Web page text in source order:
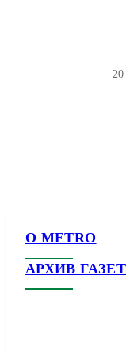
20
О METRO
АРХИВ